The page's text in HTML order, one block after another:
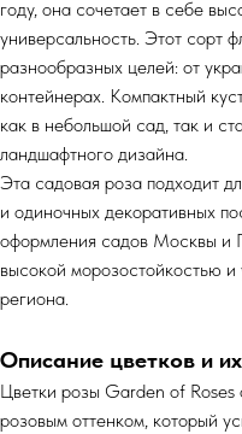
году, она сочетает в себе
универсальность. Этот сорт
разнообразных целей: от
контейнерах. Компактный
как в небольшой сад, так и
ландшафтного дизайна.
Эта садовая роза подходит
и одиночных декоративных
оформления садов Москвы и
высокой морозостойкостью
региона.
Описание цветков и
Цветки розы Garden of
розовым оттенком, который